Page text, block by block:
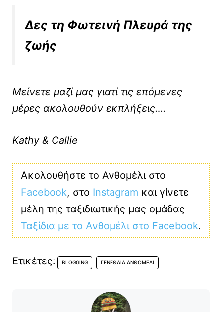
Δες τη Φωτεινή Πλευρά της
ζωής
Μείνετε μαζί μας γιατί τις επόμενες
μέρες ακολουθούν εκπλήξεις….
Kathy & Callie
Ακολουθήστε το Ανθομέλι στο
Facebook, στο Instagram και γίνετε
μέλη της ταξιδιωτικής μας ομάδας
Ταξίδια με το Ανθομέλι στο Facebook.
Ετικέτες: BLOGGING ΓΕΝΈΘΛΙΑ ΑΝΘΟΜΈΛΙ